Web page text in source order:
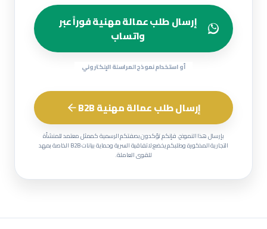
إرسال طلب عمالة مهنية فوراً عبر
واتساب
أو استخدام نموذج المراسلة الإلكتروني
إرسال طلب عمالة مهنية B2B
بإرسال هذا النموذج، فإنكم تؤكدون بصفتكم الرسمية كممثل معتمد للمنشأة
التجارية المذكورة وطلبكم يخضع لاتفاقية السرية وحماية بيانات B2B الخاصة بمهد
للقوى العاملة.